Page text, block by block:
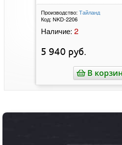
Производство: Тайланд
Код: NKD-2206
Наличие: 2
5 940 руб.
В